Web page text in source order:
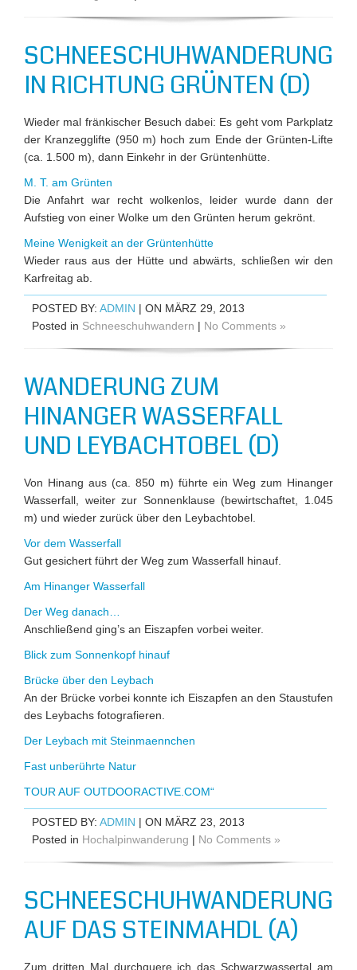
SCHNEESCHUHWANDERUNG
IN RICHTUNG GRÜNTEN (D)
Wieder mal fränkischer Besuch dabei: Es geht vom Parkplatz
der Kranzegglifte (950 m) hoch zum Ende der Grünten-Lifte
(ca. 1.500 m), dann Einkehr in der Grüntenhütte.
M. T. am Grünten
Die Anfahrt war recht wolkenlos, leider wurde dann der
Aufstieg von einer Wolke um den Grünten herum gekrönt.
Meine Wenigkeit an der Grüntenhütte
Wieder raus aus der Hütte und abwärts, schließen wir den
Karfreitag ab.
POSTED BY: ADMIN | ON MÄRZ 29, 2013
Posted in Schneeschuhwandern | No Comments »
WANDERUNG ZUM
HINANGER WASSERFALL
UND LEYBACHTOBEL (D)
Von Hinang aus (ca. 850 m) führte ein Weg zum Hinanger
Wasserfall, weiter zur Sonnenklause (bewirtschaftet, 1.045
m) und wieder zurück über den Leybachtobel.
Vor dem Wasserfall
Gut gesichert führt der Weg zum Wasserfall hinauf.
Am Hinanger Wasserfall
Der Weg danach…
Anschließend ging’s an Eiszapfen vorbei weiter.
Blick zum Sonnenkopf hinauf
Brücke über den Leybach
An der Brücke vorbei konnte ich Eiszapfen an den Staustufen
des Leybachs fotografieren.
Der Leybach mit Steinmaennchen
Fast unberührte Natur
TOUR AUF OUTDOORACTIVE.COM“
POSTED BY: ADMIN | ON MÄRZ 23, 2013
Posted in Hochalpinwanderung | No Comments »
SCHNEESCHUHWANDERUNG
AUF DAS STEINMAHDL (A)
Zum dritten Mal durchquere ich das Schwarzwassertal am